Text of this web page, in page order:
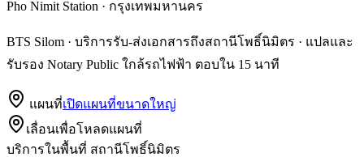
Pho Nimit Station · กรุงเทพมหานคร
BTS Silom · บริการรับ-ส่งเอกสารถึงสถานีโพธิ์นิมิตร · แปลและ
รับรอง Notary Public ใกล้รถไฟฟ้า ตอบใน 15 นาที
แผนที่เปิดแผนที่ขนาดใหญ่
เลื่อนเพื่อโหลดแผนที่
บริการในพื้นที่ สถานีโพธิ์นิมิตร